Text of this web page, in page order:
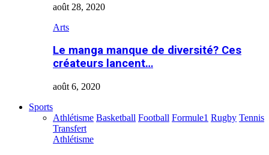
août 28, 2020
Arts
Le manga manque de diversité? Ces
créateurs lancent…
août 6, 2020
Sports
Athlétisme Basketball Football Formule1 Rugby Tennis
Transfert
Athlétisme